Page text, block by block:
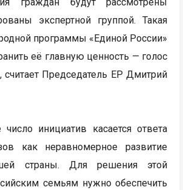
граждан будут рассмотрены
экспертной группой. Такая
программы «Единой России»
её главную ценность — голос
считает Председатель ЕР Дмитрий
инициатив касается ответа
как неравномерное развитие
страны. Для решения этой
семьям нужно обеспечить